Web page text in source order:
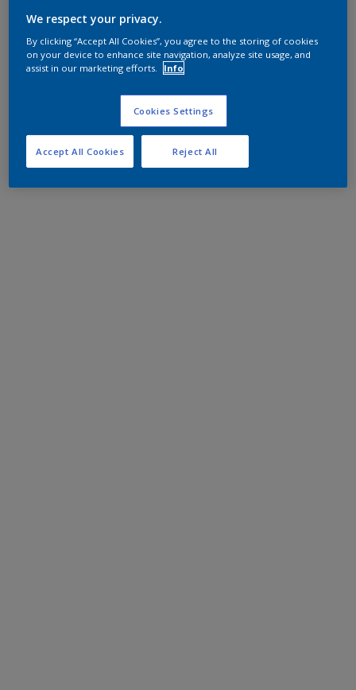
We respect your privacy.
By clicking “Accept All Cookies”, you agree to the storing of cookies
on your device to enhance site navigation, analyze site usage, and
assist in our marketing efforts.
Info
Cookies Settings
Reject All
Accept All Cookies